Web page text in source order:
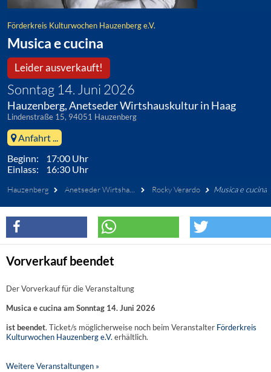
Förderkreis Kulturwochen Hauzenberg e.V.
Musica e cucina
Leider ausverkauft!
Sonntag 14. Juni 2026
Hauzenberg, Anetseder Wirtshauskultur in Haag
Lindenstraße 15, 94051 Hauzenberg
Anfahrt ...
Beginn: 17:00 Uhr
Einlass: 16:30 Uhr
Hauzenberg Anetseder Wirtshauskultur in Haag Rocky Verardo Musica e cucina
Vorverkauf beendet
Der Vorverkauf für die Veranstaltung
Musica e cucina am Sonntag 14. Juni 2026
ist beendet. Ticket/s möglicherweise noch beim Veranstalter Förderkreis
Kulturwochen Hauzenberg e.V. erhältlich.
Weitere Veranstaltungen »